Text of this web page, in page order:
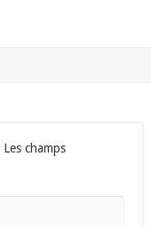
Les champs